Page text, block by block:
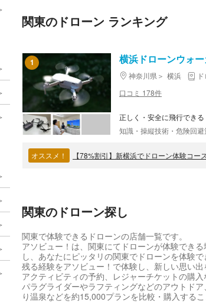
関東のドローン ランキング
1 横浜ドローンウォ
神奈川県 横浜
口コミ 178件
正しく・安全に飛行できる
オススメ！ 【78%割引】新横浜でドローン体験コ
関東のドローン探し
関東で体験できるドローンの店舗一覧です。
アソビュー！は、関東にてドローンが体験でき
し、あなたにピッタリの関東でドローンを体験
残る経験をアソビュー！で体験し、新しい思い出
アクティビティの予約、レジャーチケットの購
パラグライダーやラフティングなどのアウトド
り温泉などを約15,000プランを比較・購入するこ